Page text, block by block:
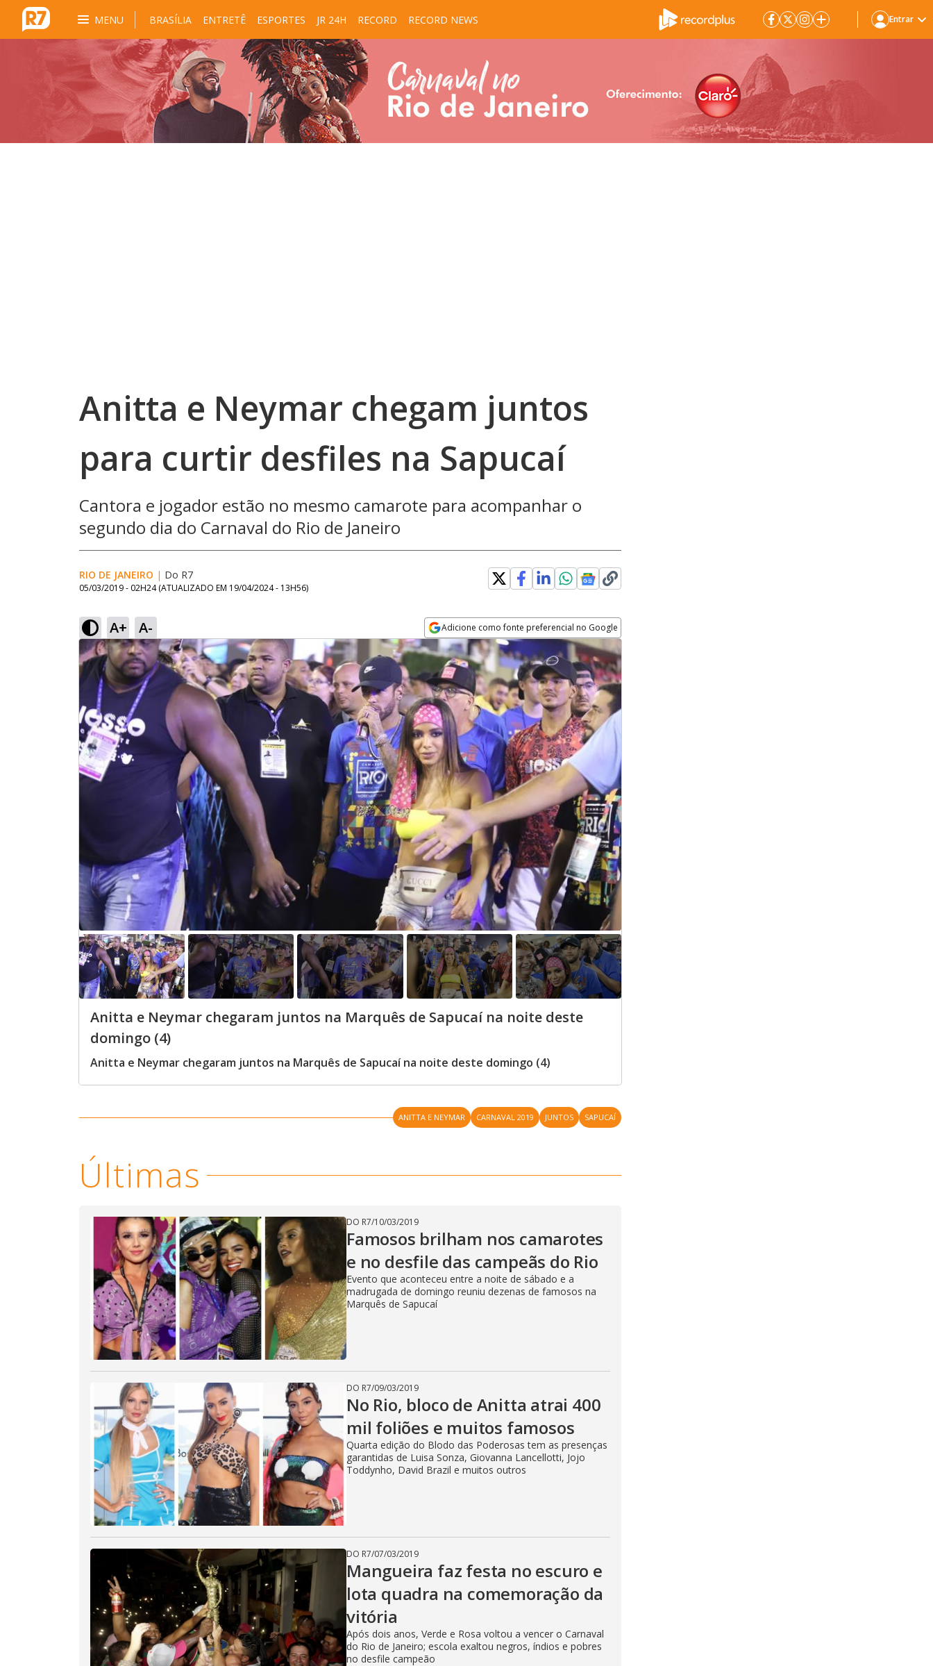
MENU BRASÍLIA ENTRETÊ ESPORTES JR 24H RECORD RECORD NEWS Entrar
Anitta e Neymar chegam juntos
para curtir desfiles na Sapucaí
Cantora e jogador estão no mesmo camarote para acompanhar o
segundo dia do Carnaval do Rio de Janeiro
RIO DE JANEIRO | Do R7
05/03/2019 - 02H24 (ATUALIZADO EM 19/04/2024 - 13H56)
A+ A- Adicione como fonte preferencial no Google
Opens in new window
Anitta e Neymar chegaram juntos na Marquês de Sapucaí na noite deste
domingo (4)
Anitta e Neymar chegaram juntos na Marquês de Sapucaí na noite deste domingo (4)
ANITTA E NEYMAR CARNAVAL 2019 JUNTOS SAPUCAÍ
Últimas
DO R7/10/03/2019
Famosos brilham nos camarotes
e no desfile das campeãs do Rio
Evento que aconteceu entre a noite de sábado e a
madrugada de domingo reuniu dezenas de famosos na
Marquês de Sapucaí
DO R7/09/03/2019
No Rio, bloco de Anitta atrai 400
mil foliões e muitos famosos
Quarta edição do Blodo das Poderosas tem as presenças
garantidas de Luisa Sonza, Giovanna Lancellotti, Jojo
Toddynho, David Brazil e muitos outros
DO R7/07/03/2019
Mangueira faz festa no escuro e
lota quadra na comemoração da
vitória
Após dois anos, Verde e Rosa voltou a vencer o Carnaval
do Rio de Janeiro; escola exaltou negros, índios e pobres
no desfile campeão